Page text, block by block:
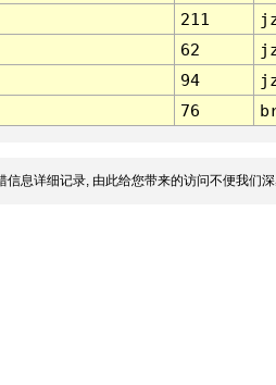
211
62
94
76
信息详细记录, 由此给您带来的访问不便我们